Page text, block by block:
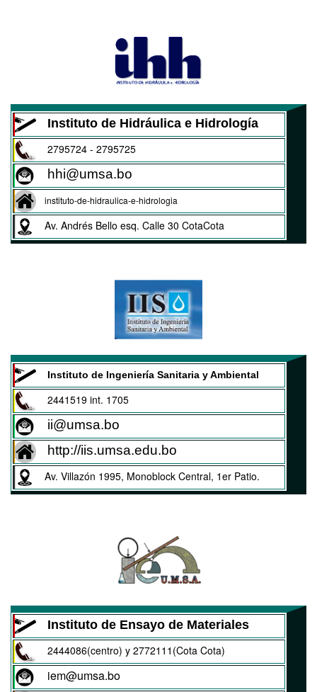
Instituto de Hidráulica e Hidrología
2795724 - 2795725
hhi@umsa.bo
instituto-de-hidraulica-e-hidrologia
Av. Andrés Bello esq. Calle 30 CotaCota
Instituto de Ingeniería Sanitaria y Ambiental
2441519 int. 1705
ii@umsa.bo
http://iis.umsa.edu.bo
Av. Villazón 1995, Monoblock Central, 1er Patio.
Instituto de Ensayo de Materiales
2444086(centro) y 2772111(Cota Cota)
iem@umsa.bo